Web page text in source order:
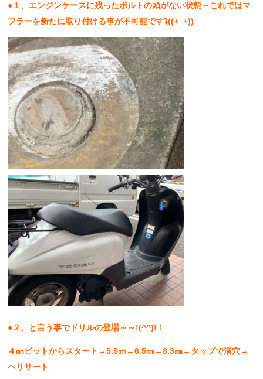
●１、エンジンケースに残ったボルトの頭がない状態～これではマ
フラーを新たに取り付ける事が不可能です⤵((+_+))
●２、と言う事でドリルの登場～～!(^^)!！
４㎜ビットからスタート→5.5㎜→6.5㎜→8.3㎜→タップで溝穴→
ヘリサート